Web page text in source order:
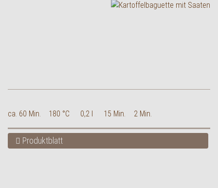
ca. 60 Min. 180 °C 0,2 l 15 Min. 2 Min.
Produktblatt